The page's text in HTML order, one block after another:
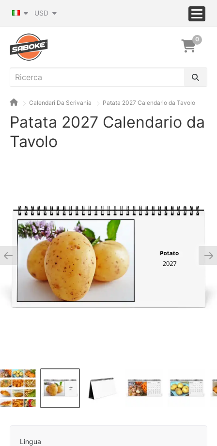
USD
0
Calendari Da Scrivania Patata 2027 Calendario da Tavolo
Patata 2027 Calendario da
Tavolo
Lingua